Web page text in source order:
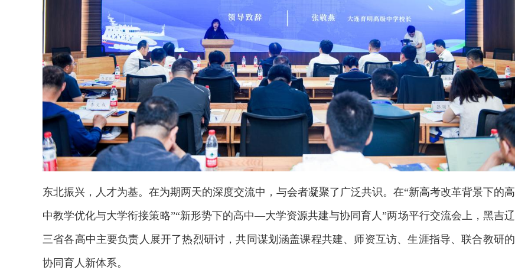
东北振兴，人才为基。在为期两天的深度交流中，与会者凝聚了广泛共识。在“新高考改革背景下的高
中教学优化与大学衔接策略”“新形势下的高中—大学资源共建与协同育人”两场平行交流会上，黑吉辽
三省各高中主要负责人展开了热烈研讨，共同谋划涵盖课程共建、师资互访、生涯指导、联合教研的
协同育人新体系。